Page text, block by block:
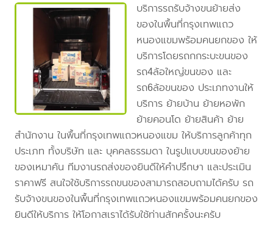
บริการรถรับจ้างขนย้ายส่ง
ของในพื้นที่กรุงเทพแถว
หนองแขมพร้อมคนยกของ ให้
บริการโดยรถกกระบะขนของ
รถ4ล้อใหญ่ขนของ และ
รถ6ล้อขนของ ประเภทงานให้
บริการ ย้ายบ้าน ย้ายหอพัก
ย้ายคอนโด ย้ายสินค้า ย้าย
สำนักงาน ในพื้นที่กรุงเทพแถวหนองแขม ให้บริการลูกค้าทุก
ประเภท ทั้งบริษัท และ บุคคลธรรมดา ในรูปแบบขนของย้าย
ของเหมาคัน ทีมงานรถส่งของยินดีให้คำปรึกษา และประเมิน
ราคาฟรี สนใจใช้บริการรถขนของสามารถสอบถามได้ครับ รถ
รับจ้างขนของในพื้นที่กรุงเทพแถวหนองแขมพร้อมคนยกของ
ยินดีให้บริการ ให้โอกาสเราได้รับใช้ท่านสักครั้งนะครับ